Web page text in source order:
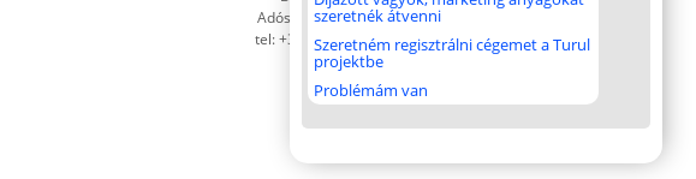
szeretnék átvenni
Szeretném regisztrálni cégemet a Turul
projektbe
Problémám van
Adószám 36737675
tel: +363 033 425 71
Szabályok
Státusz
Prywatności